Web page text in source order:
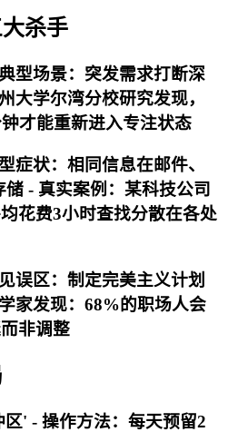
杀手
型场景：突发需求打断深
大学尔湾分校研究发现，
才能重新进入专注状态
症状：相同信息在邮件、
- 真实案例：某科技公司
花费3小时查找分散在各处
误区：制定完美主义计划
家发现：68%的职场人会
非调整
' - 操作方法：每天预留2